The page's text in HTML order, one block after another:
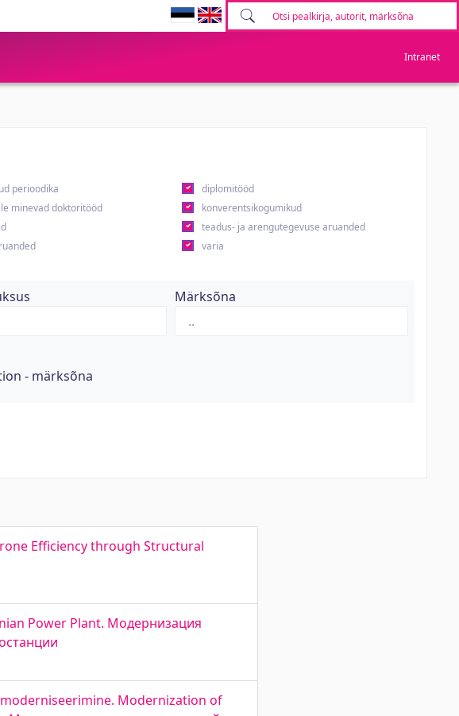
Intranet
perioodika
diplomitööd
minevad doktoritööd
konverentsikogumikud
teadus- ja arengutegevuse aruanded
varia
Märksõna
- märksõna
Efficiency through Structural
Power Plant. Модернизация
Modernization of